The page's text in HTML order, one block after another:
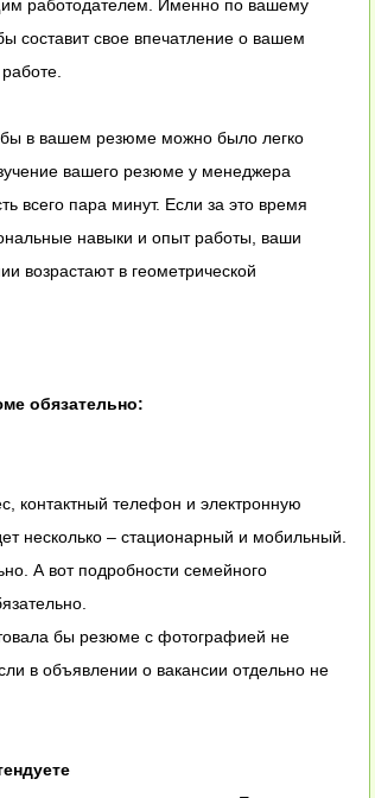
работодателем. Именно по вашему
составит свое впечатление о вашем
в вашем резюме можно было легко
вашего резюме у менеджера
всего пара минут. Если за это время
навыки и опыт работы, ваши
возрастают в геометрической
обязательно:
контактный телефон и электронную
несколько – стационарный и мобильный.
А вот подробности семейного
бы резюме с фотографией не
в объявлении о вакансии отдельно не